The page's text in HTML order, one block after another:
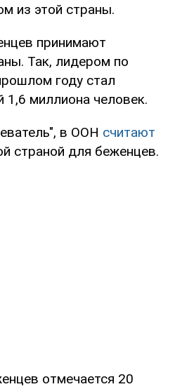
из этой страны.
принимают
Так, лидером по
году стал
1,6 миллиона человек.
в ООН считают
страной для беженцев.
отмечается 20